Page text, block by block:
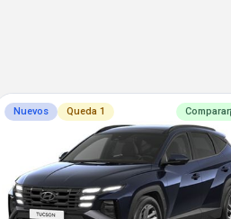
Nuevos Queda 1 Comparar